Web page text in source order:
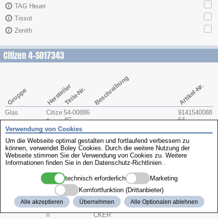
TAG Heuer
Tissot
Zenith
Citizen 4-S017343
Gruppe HerstellerTeile-Nr. Beschreibung Artikel-Nr.
Glas
Citize
n
54-00886
4G
9141540088
64
Krone
Citize
n
506-0054
0A
Krone weiss
9142506005
40
Bodendichtun
g
Citize
n
393-0283
9143393028
3
Citize
n
393-4058
8
Drücker
Citize
n
390-0069 SPALTSCHEIBEN FÜR DRÜ
CKER
024726
Verwendung von Cookies
Um die Webseite optimal gestalten und fortlaufend verbessern zu
können, verwendet Boley Cookies. Durch die weitere Nutzung der
Webseite stimmen Sie der Verwendung von Cookies zu. Weitere
Informationen finden Sie in den Datenschutz-Richtlinien
technisch erforderlich
Marketing
Komfortfunktion (Drittanbieter)
Alle akzeptieren Übernehmen Alle Optionalen ablehnen